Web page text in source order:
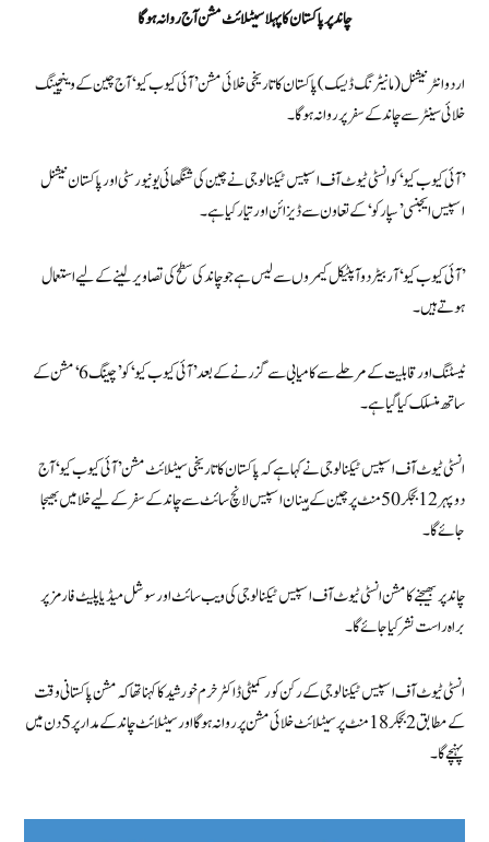
چاند پر پاکستان کا پہلا سیٹلائٹ مشن آج روانہ ہوگا
اردو انٹرنیشنل ( مانیٹرنگ ڈیسک) پاکستان کا تاریخی خلائی مشن ’آئی کیوب کیو‘ آج چین کے وینچینگ
خلائی سینٹر سے چاند کے سفر پر روانہ ہوگا۔
’آئی کیوب کیو‘ کو انسٹی ٹیوٹ آف اسپیس ٹیکنالوجی نے چین کی شنگھائی یونیورسٹی اور پاکستان نیشنل
اسپیس ایجنسی ’سپارکو‘ کے تعاون سے ڈیزائن اور تیار کیا ہے۔
’آئی کیوب کیو‘ آربیٹر دو آپٹیکل کیمروں سے لیس ہے جو چاند کی سطح کی تصاویر لینے کے لیے استعمال
ہوتے ہیں۔
ٹیسٹنگ اور قابلیت کے مرحلے سے کامیابی سے گزرنے کے بعد ’آئی کیوب کیو‘ کو ’چینگ 6‘ مشن کے
ساتھ منسلک کیا گیا ہے۔
انسٹی ٹیوٹ آف اسپیس ٹیکنالوجی نے کہا ہے کہ پاکستان کا تاریخی سیٹلائٹ مشن ’آئی کیوب کیو‘ آج
دوپہر 12 بجکر 50 منٹ پر چین کے ہینان اسپیس لانچ سائٹ سے چاند کے سفر کے لیے خلا میں بھیجا
جائے گا۔
چاند پر بھیجنے کا مشن انسٹی ٹیوٹ آف اسپیس ٹیکنالوجی کی ویب سائٹ اور سوشل میڈیا پلیٹ فارمز پر
براہ راست نشر کیا جائے گا۔
انسٹی ٹیوٹ آف اسپیس ٹیکنالوجی کے رکن کور کمیٹی ڈاکٹرخرم خورشید کا کہنا تھا کہ مشن پاکستانی وقت
کے مطابق 2 بجکر 18 منٹ پرسیٹلائٹ خلائی مشن پر روانہ ہوگااور سیٹلائٹ چاند کے مدار پر 5 دن میں
پہنچے گا۔